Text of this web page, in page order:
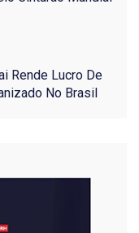
Rende Lucro De
No Brasil